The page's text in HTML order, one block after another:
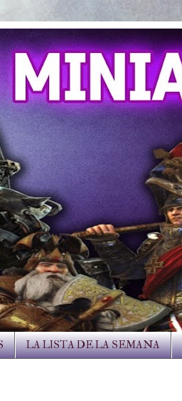
LA LISTA DE LA SEMANA